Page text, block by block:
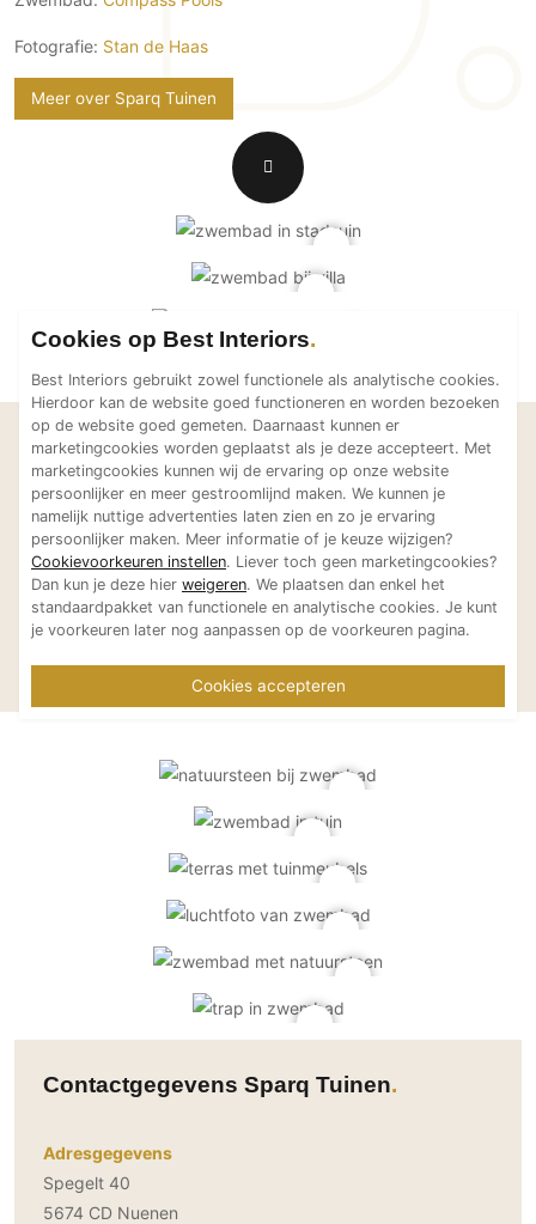
Audio/Video
Thuisbioscoop
Aannemers Interieur
Binnenzwembaden
Wellness
Wijnkelder en wijnkasten
Fotografie: Stan de Haas
Meer over Sparq Tuinen
Laat je inspireren
Bekijk meer projecten van
Sparq Tuinen
Moderne tuin met
landschap
Moderne tuin
Contactgegevens Sparq Tuinen
Adresgegevens
Spegelt 40
5674 CD Nuenen
Cookies op Best Interiors
Best Interiors gebruikt zowel functionele als analytische cookies.
Hierdoor kan de website goed functioneren en worden bezoeken
op de website goed gemeten. Daarnaast kunnen er
marketingcookies worden geplaatst als je deze accepteert. Met
marketingcookies kunnen wij de ervaring op onze website
persoonlijker en meer gestroomlijnd maken. We kunnen je
namelijk nuttige advertenties laten zien en zo je ervaring
persoonlijker maken. Meer informatie of je keuze wijzigen?
Cookievoorkeuren instellen. Liever toch geen marketingcookies?
Dan kun je deze hier weigeren. We plaatsen dan enkel het
standaardpakket van functionele en analytische cookies. Je kunt
je voorkeuren later nog aanpassen op de voorkeuren pagina.
Cookies accepteren